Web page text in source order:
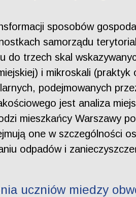
sposobów
samorządu
do trzech skal
i mikroskali
podejmowanych
jest analiza
mieszkańcy Warszawy
one w szczególności
odpadów i
uczniów miedzy